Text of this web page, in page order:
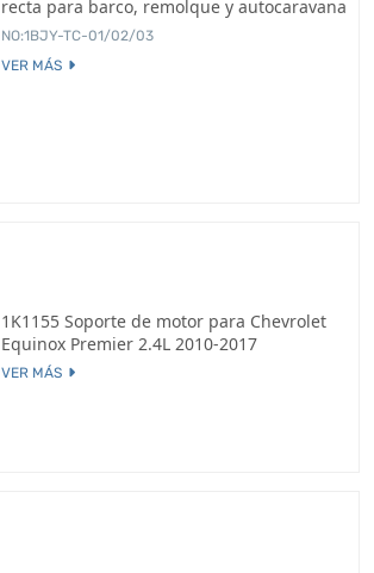
recta para barco, remolque y autocaravana
NO:1BJY-TC-01/02/03
VER MÁS
1K1155 Soporte de motor para Chevrolet
Equinox Premier 2.4L 2010-2017
VER MÁS